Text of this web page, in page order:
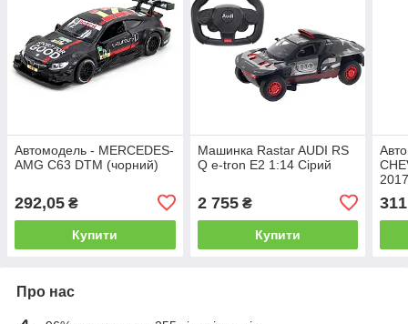
Автомодель - MERCEDES-
AMG C63 DTM (чорний)
292,05 ₴
Купити
Машинка Rastar AUDI RS
Q e-tron E2 1:14 Сірий
2 755₴
Купити
Про нас